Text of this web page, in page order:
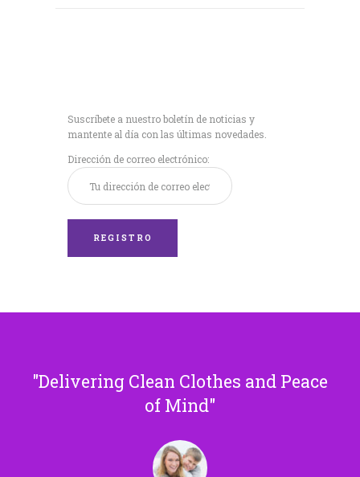
Suscríbete a nuestro boletín de noticias y
mantente al día con las últimas novedades.
Dirección de correo electrónico:
Delivering Clean Clothes and Peace
of Mind